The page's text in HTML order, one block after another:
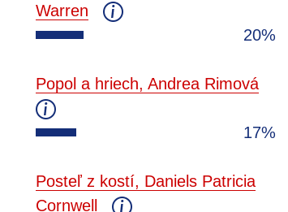
Warren
20%
Popol a hriech, Andrea Rimová
17%
Posteľ z kostí, Daniels Patricia
Cornwell